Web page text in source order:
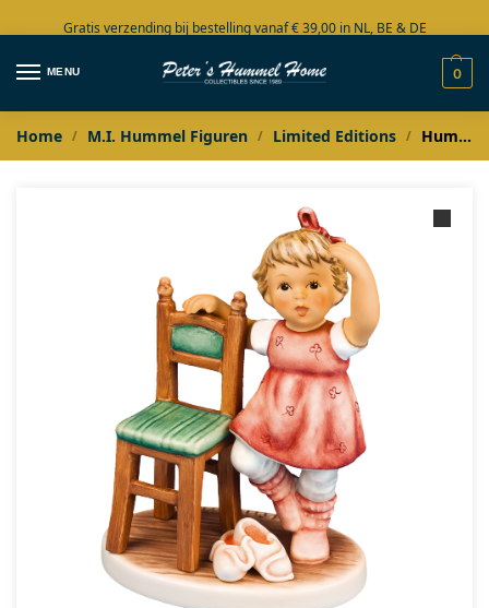
Gratis verzending bij bestelling vanaf € 39,00 in NL, BE & DE
Grote collectie in voorraad
MENU 0
Home / M.I. Hummel Figuren / Limited Editions / Hummel Ballerina